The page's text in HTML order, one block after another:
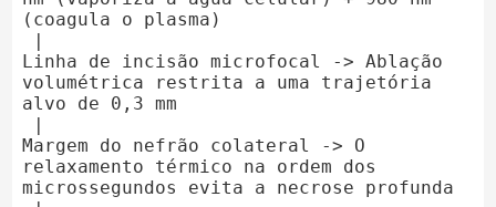
(coagula o plasma)
Linha de incisão microfocal -> Ablação
volumétrica restrita a uma trajetória
alvo de 0,3 mm
Margem do nefrão colateral -> O
relaxamento térmico na ordem dos
microssegundos evita a necrose profunda